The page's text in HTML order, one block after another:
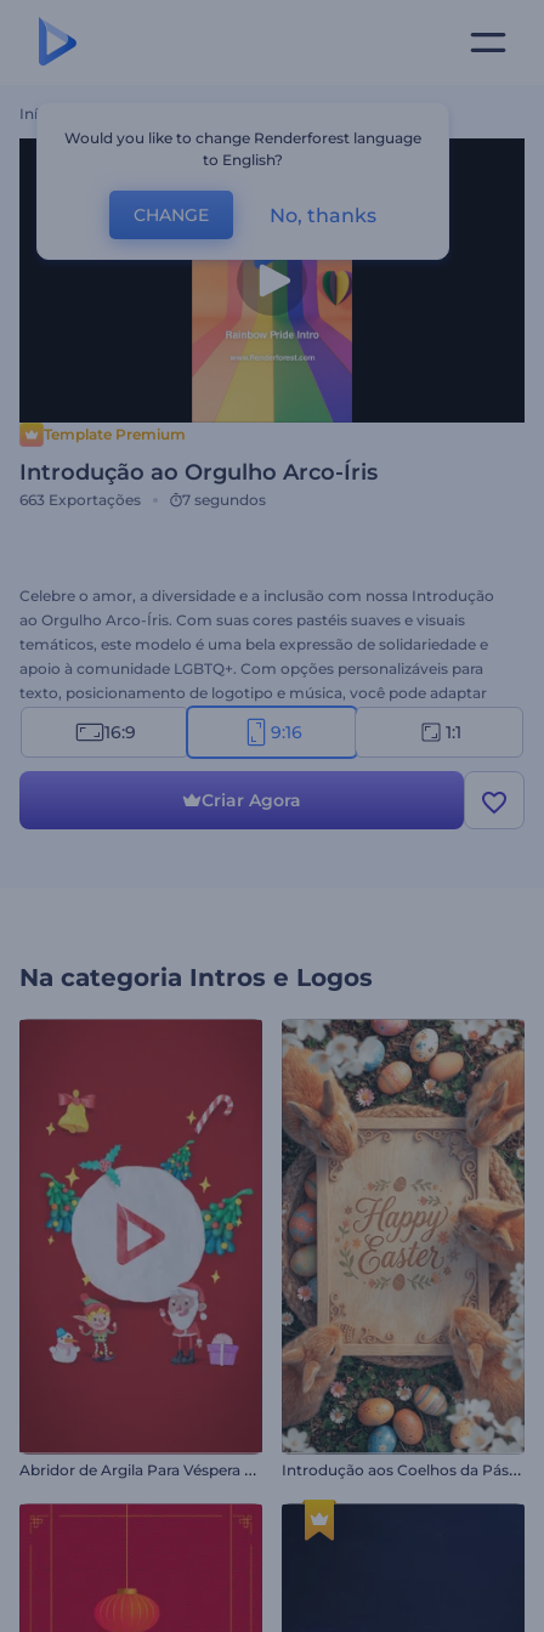
Início
Template Premium
Introdução ao Orgulho Arco-Íris
663 Exportações 7 segundos
Celebre o amor, a diversidade e a inclusão com nossa Introdução
ao Orgulho Arco-Íris. Com suas cores pastéis suaves e visuais
temáticos, este modelo é uma bela expressão de solidariedade e
apoio à comunidade LGBTQ+. Com opções personalizáveis para
texto, posicionamento de logotipo e música, você pode adaptar
esta introdução para adequar à sua mensagem e identidade.
Perfeito para eventos do Mês do Orgulho, iniciativas LGBTQ+ ou
e igualdade. Experimente agora!
16:9 9:16 1:1
Criar Agora
Na categoria Intros e Logos
A
bridor de Argila Para Véspera de Natal I
ntrodução aos Coelhos da Páscoa Realistas
Would you like to change Renderforest language
to English?
CHANGE No, thanks